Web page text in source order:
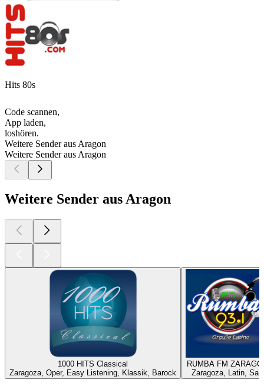
Hits 80s
Code scannen,
App laden,
loshören.
Weitere Sender aus Aragon
Weitere Sender aus Aragon
Weitere Sender aus Aragon
1000 HITS Classical
Zaragoza, Oper, Easy Listening, Klassik, Barock
RUMBA FM
Zaragoza, Latin,